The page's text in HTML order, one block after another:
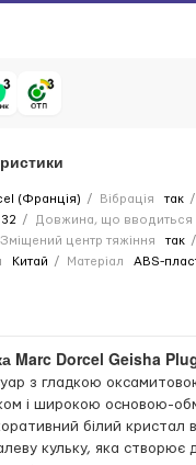
(Франція) Вібрація так
32 Довжина, що вводиться
Зміщений центр тяжіння так
Китай Матеріал ABS-
Marc Dorcel Geisha
з гладкою
і широкою основою-
білий кристал
кульку, яка створює